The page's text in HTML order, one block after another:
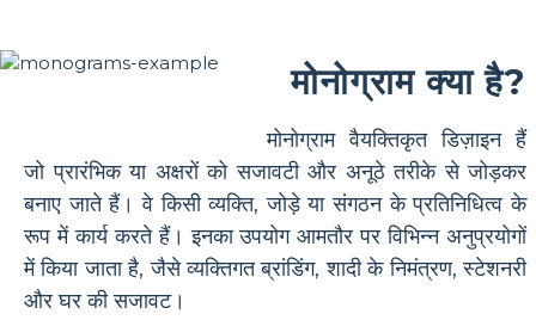
मोनोग्राम क्या है?
मोनोग्राम वैयक्तिकृत डिज़ाइन हैं
जो प्रारंभिक या अक्षरों को सजावटी और अनूठे तरीके से जोड़कर
बनाए जाते हैं। वे किसी व्यक्ति, जोड़े या संगठन के प्रतिनिधित्व के
रूप में कार्य करते हैं। इनका उपयोग आमतौर पर विभिन्न अनुप्रयोगों
में किया जाता है, जैसे व्यक्तिगत ब्रांडिंग, शादी के निमंत्रण, स्टेशनरी
और घर की सजावट।